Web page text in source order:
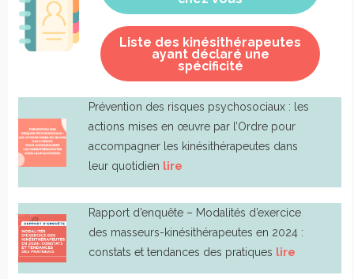
Liste des kinésithérapeutes
ayant déclaré une
spécificité
Prévention des risques psychosociaux : les
actions mises en œuvre par l’Ordre pour
accompagner les kinésithérapeutes dans
leur quotidien lire
Rapport d’enquête – Modalités d’exercice
des masseurs-kinésithérapeutes en 2024 :
constats et tendances des pratiques lire